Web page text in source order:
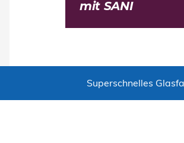
mit SANI
Superschnelles